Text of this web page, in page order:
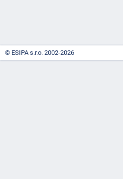
© ESIPA s.r.o. 2002-2026